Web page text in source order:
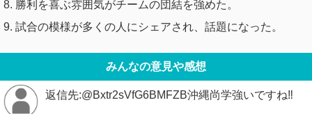
8. 勝利を喜ぶ雰囲気がチームの団結を強めた。
9. 試合の模様が多くの人にシェアされ、話題になった。
みんなの意見や感想
返信先:@Bxtr2sVfG6BMFZB沖縄尚学強いですね‼️